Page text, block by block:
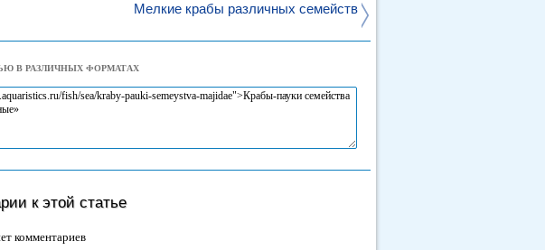
Мелкие крабы различных семейств
В РАЗЛИЧНЫХ ФОРМАТАХ
к этой статье
комментариев